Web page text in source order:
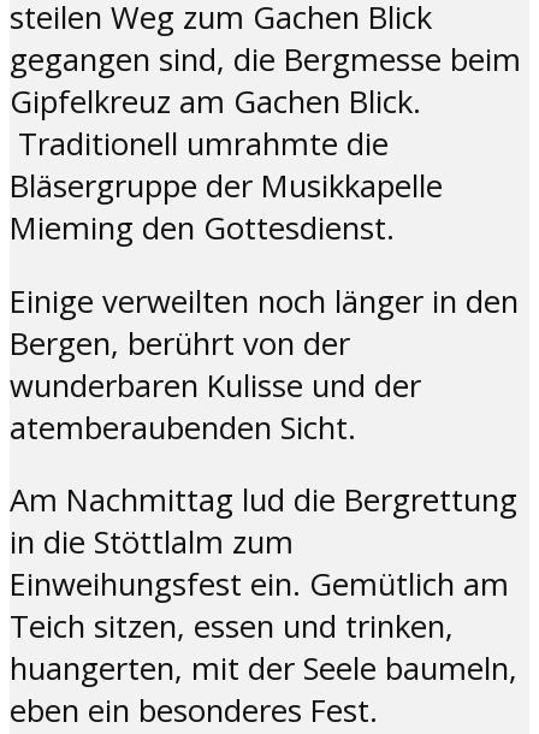
steilen Weg zum Gachen Blick
gegangen sind, die Bergmesse beim
Gipfelkreuz am Gachen Blick.
Traditionell umrahmte die
Bläsergruppe der Musikkapelle
Mieming den Gottesdienst.
Einige verweilten noch länger in den
Bergen, berührt von der
wunderbaren Kulisse und der
atemberaubenden Sicht.
Am Nachmittag lud die Bergrettung
in die Stöttlalm zum
Einweihungsfest ein. Gemütlich am
Teich sitzen, essen und trinken,
huangerten, mit der Seele baumeln,
eben ein besonderes Fest.